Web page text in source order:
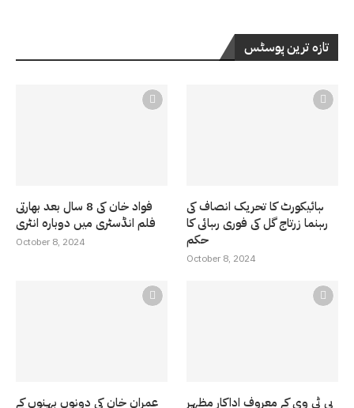
تازہ ترین پوسٹس
فواد خان کی 8 سال بعد بھارتی
فلم انڈسٹری میں دوبارہ انٹری
October 8, 2024
ہائیکورٹ کا تحریک انصاف کی
رہنما زرتاج گل کی فوری رہائی کا
حکم
October 8, 2024
عمران خان کی دونوں بہنوں کے
پی ٹی وی کے معروف اداکار مظہر